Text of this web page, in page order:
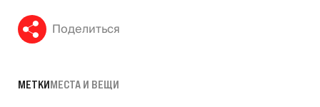
Поделиться
МЕТКИМЕСТА И ВЕЩИ